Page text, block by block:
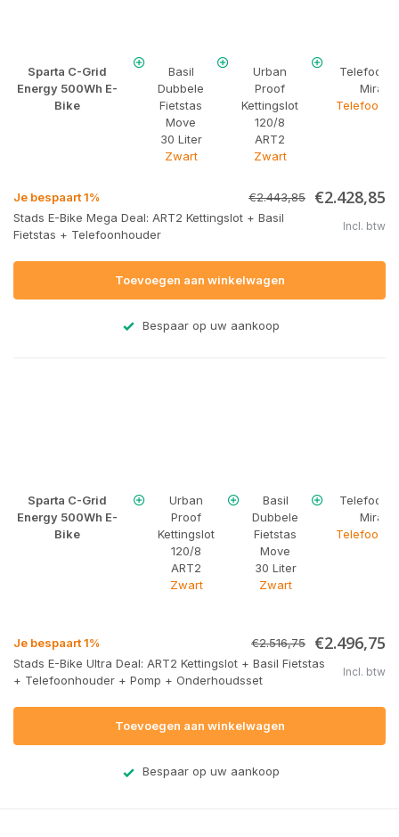
Sparta C-Grid
Energy 500Wh E-
Bike
Basil
Dubbele
Fietstas
Move
30 Liter
Zwart
Urban
Proof
Kettingslot
120/8
ART2
Zwart
Je bespaart 1% €2.443,85 €2.428,85
Stads E-Bike Mega Deal: ART2 Kettingslot + Basil
Fietstas + Telefoonhouder
Incl. btw
Toevoegen aan winkelwagen
Bespaar op uw aankoop
Sparta C-Grid
Energy 500Wh E-
Bike
Urban
Proof
Kettingslot
120/8
ART2
Zwart
Basil
Dubbele
Fietstas
Move
30 Liter
Zwart
Je bespaart 1% €2.516,75 €2.496,75
Stads E-Bike Ultra Deal: ART2 Kettingslot + Basil Fietstas
+ Telefoonhouder + Pomp + Onderhoudsset
Incl. btw
Toevoegen aan winkelwagen
Bespaar op uw aankoop